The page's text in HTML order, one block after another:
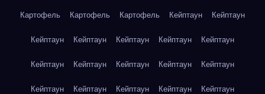
Картофель Картофель Картофель Кейптаун Кейптаун
Кейптаун Кейптаун Кейптаун Кейптаун Кейптаун
Кейптаун Кейптаун Кейптаун Кейптаун Кейптаун
Кейптаун Кейптаун Кейптаун Кейптаун Кейптаун